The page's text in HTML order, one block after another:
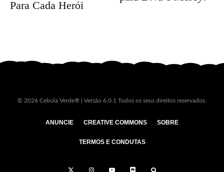
Para Cada Herói
© 2026 Cebola Verde® | Versão 6.0.1 Todos os seus direitos reservados.
ANUNCIE CREATIVE COMMONS SOBRE
TERMOS E CONDUTAS